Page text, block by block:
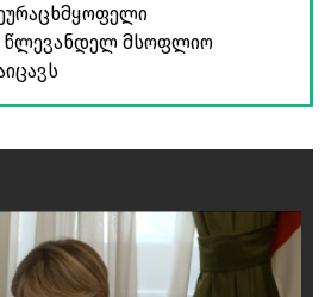
წლევანდელ მსოფლიო